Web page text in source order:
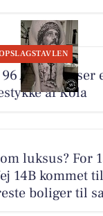
Aarhus viser
af Kola
luksus? For
14B kommet
boliger til